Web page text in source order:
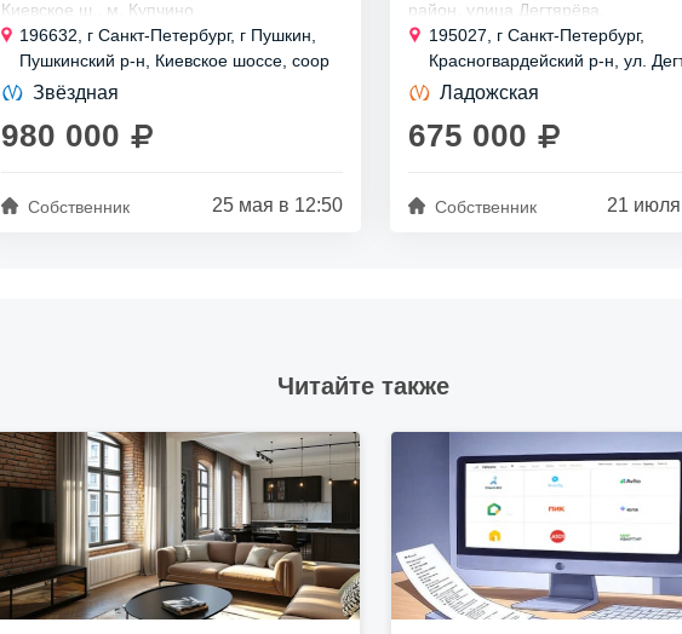
Киевское ш., м. Купчино
Аренда производственных цехов 2000,
4000 или 6000 м² с кран-балками на 5 , 10
тонн
Сдается в аренду пролёты...
196632, г Санкт-Петербург, г Пушкин,
Пушкинский р-н, Киевское шоссе, соор
147/1, 147
Звёздная
980 000
Собственник 25 мая в 12:50
район, улица Дегтярёва.
Ближайшие станции метро:
Новочеркасская.
Аренда отапливаемого цеха в
города и РЯДОМ...
195027, г Санкт-Петербург,
Красногвардейский р-н, ул.
д 2А
Ладожская
675 000
Собственник 21
Читайте также